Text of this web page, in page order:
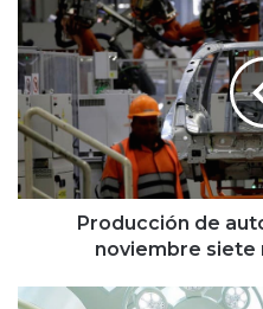
r
o
d
u
c
c
ó
a
Producción de
noviembre siete
C